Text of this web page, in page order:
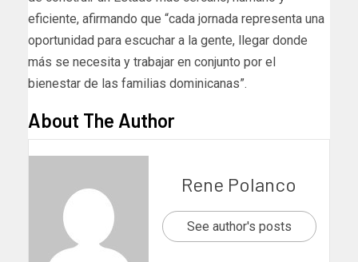
eficiente, afirmando que “cada jornada representa una
oportunidad para escuchar a la gente, llegar donde
más se necesita y trabajar en conjunto por el
bienestar de las familias dominicanas”.
About The Author
Rene Polanco
See author's posts